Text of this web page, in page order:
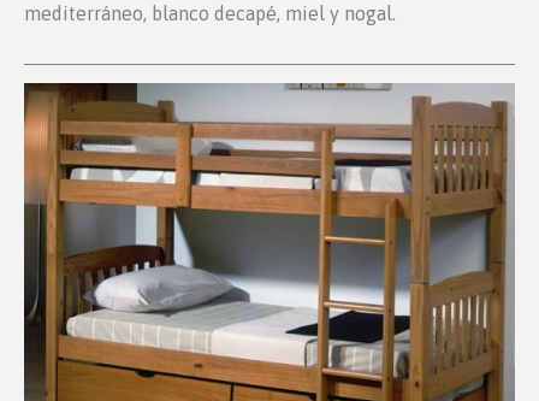
mediterráneo, blanco decapé, miel y nogal.